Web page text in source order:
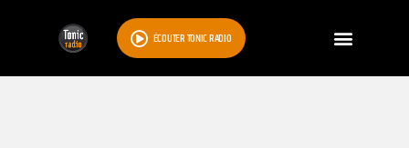
ÉCOUTER TONIC RADIO